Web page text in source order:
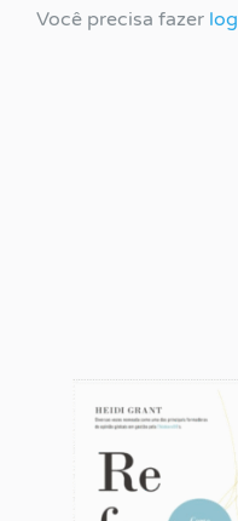
Você precisa fazer